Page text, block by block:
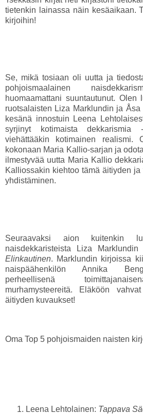
tietenkin lainassa näin kesäaikaan.
kirjoihin!
Se, mikä tosiaan oli uutta ja
pohjoismaalainen
huomaamattani suuntautunut. Olen
ruotsalaisten Liza Marklundin ja
kesänä innostuin Leena
syrjinyt kotimaista
viehättääkin kotimainen realismi.
kokonaan Maria Kallio-sarjan ja
ilmestyvää uutta Maria Kallio
Kalliossakin kiehtoo tämä äitiyden
yhdistäminen.
Seuraavaksi aion kuitenkin
naisdekkaristeista Liza
Elinkautinen. Marklundin kirjoissa
naispäähenkilön Annika
perheellisenä
murhamysteereitä. Eläköön
äitiyden kuvaukset!
Oma Top 5 pohjoismaiden naisten
Leena Lehtolainen: Tappava